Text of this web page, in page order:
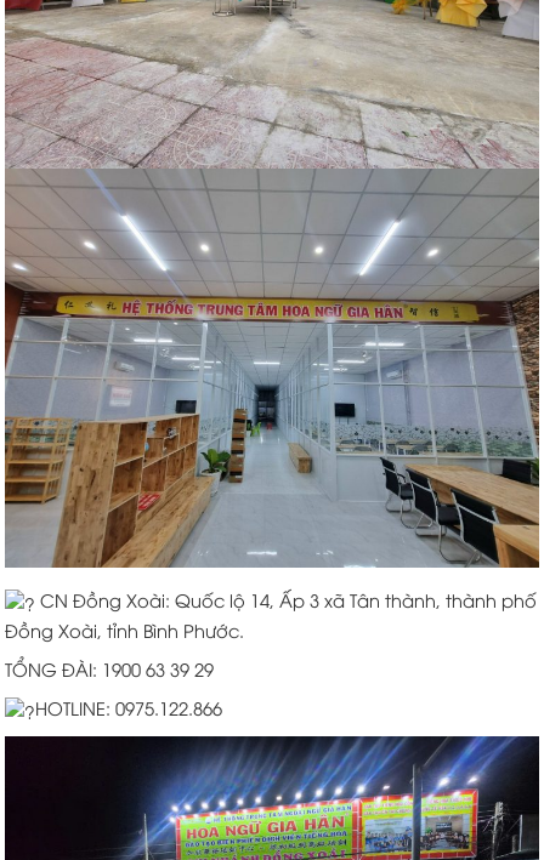
CN Đồng Xoài: Quốc lộ 14, Ấp 3 xã Tân thành, thành phố
Đồng Xoài, tỉnh Bình Phước.
TỔNG ĐÀI: 1900 63 39 29
HOTLINE: 0975.122.866